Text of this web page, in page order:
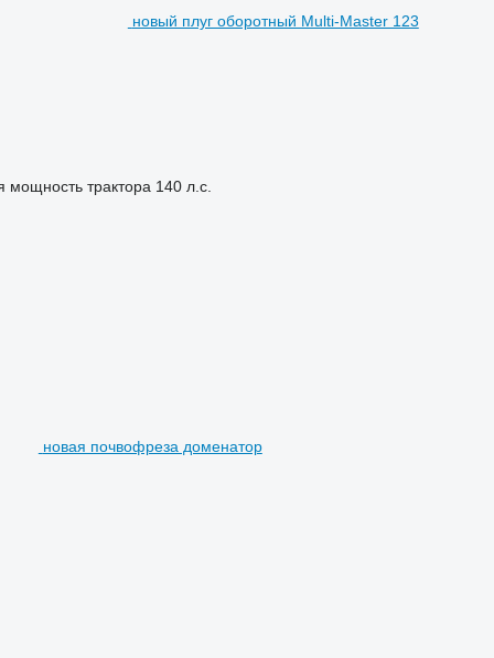
новый плуг оборотный Multi-Master 123
мощность трактора 140 л.с.
новая почвофреза доменатор